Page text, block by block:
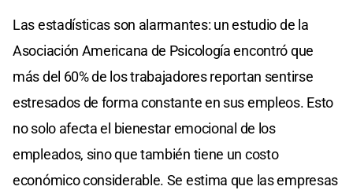
Las estadísticas son alarmantes: un estudio de la
Asociación Americana de Psicología encontró que
más del 60% de los trabajadores reportan sentirse
estresados de forma constante en sus empleos. Esto
no solo afecta el bienestar emocional de los
empleados, sino que también tiene un costo
económico considerable. Se estima que las empresas